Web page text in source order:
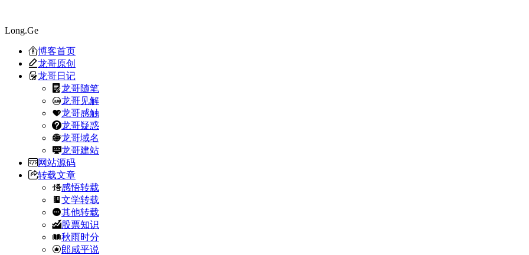
Long.Ge
博客首页
龙哥原创
龙哥日记
龙哥随笔
龙哥见解
龙哥感触
龙哥疑惑
龙哥域名
龙哥建站
网站源码
转载文章
感悟转载
文学转载
其他转载
股票知识
秋雨时分
郎咸平说